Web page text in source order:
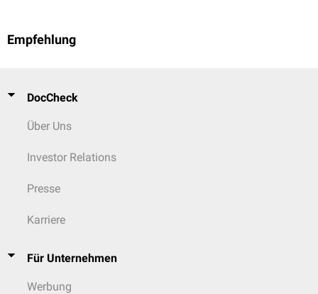
Empfehlung
DocCheck
Über Uns
Investor Relations
Presse
Karriere
Für Unternehmen
Werbung